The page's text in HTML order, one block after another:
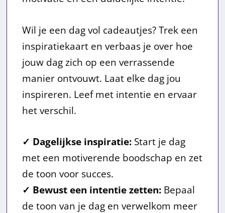
.
Wil je een dag vol cadeautjes? Trek een
inspiratiekaart en verbaas je over hoe
jouw dag zich op een verrassende
manier ontvouwt. Laat elke dag jou
inspireren. Leef met intentie en ervaar
het verschil.
✓ Dagelijkse inspiratie: Start je dag
met een motiverende boodschap en zet
de toon voor succes.
✓ Bewust een intentie zetten: Bepaal
de toon van je dag en verwelkom meer